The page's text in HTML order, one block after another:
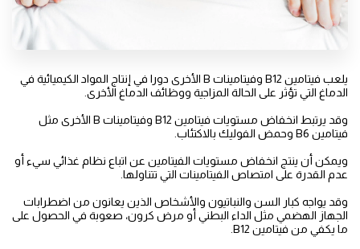
يلعب فيتامين B12 وفيتامينات B الأخرى دورا في إنتاج المواد الكيميائية في
الدماغ التي تؤثر على الحالة المزاجية ووظائف الدماغ الأخرى.
وقد يرتبط انخفاض مستويات فيتامين B12 وفيتامينات B الأخرى مثل
فيتامين B6 وحمض الفوليك بالاكتئاب.
ويمكن أن ينتج انخفاض مستويات الفيتامين عن اتباع نظام غذائي سيء أو
عدم القدرة على امتصاص الفيتامينات التي تتناولها.
وقد يواجه كبار السن والنباتيون والأشخاص الذين يعانون من اضطرابات
الجهاز الهضمي مثل الداء البطني أو مرض كرون، صعوبة في الحصول على
ما يكفي من فيتامين B12.